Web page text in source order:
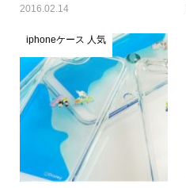
2016.02.14
iphoneケース 人気